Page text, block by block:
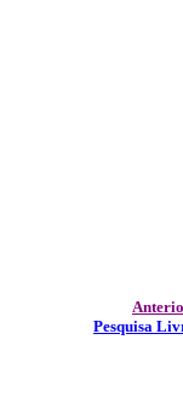
Pesquisa